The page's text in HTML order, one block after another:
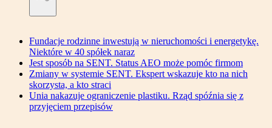
Fundacje rodzinne inwestują w nieruchomości i energetykę.
Niektóre w 40 spółek naraz
Jest sposób na SENT. Status AEO może pomóc firmom
Zmiany w systemie SENT. Ekspert wskazuje kto na nich
skorzysta, a kto straci
Unia nakazuje ograniczenie plastiku. Rząd spóźnia się z
przyjęciem przepisów